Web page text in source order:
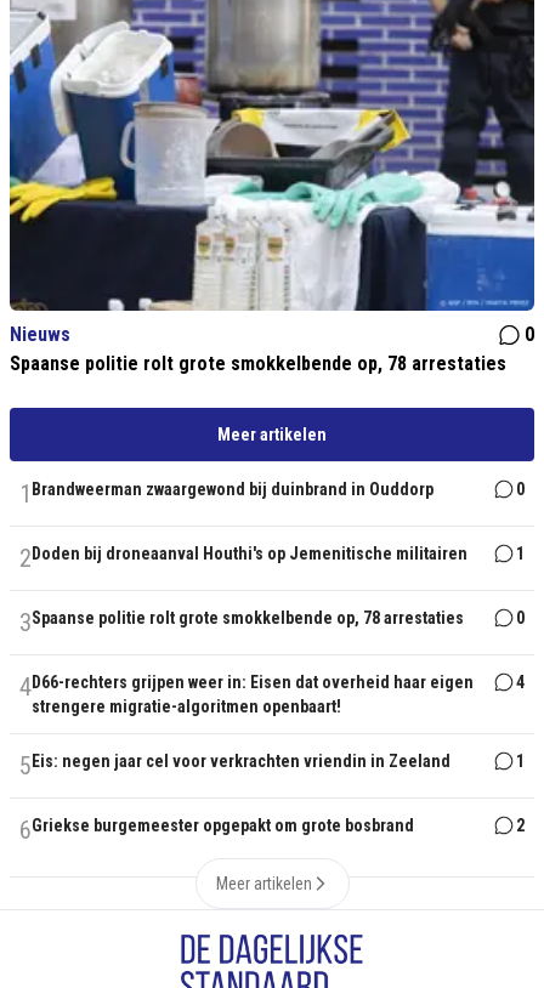
Nieuws
0
Spaanse politie rolt grote smokkelbende op, 78 arrestaties
Meer artikelen
1 Brandweerman zwaargewond bij duinbrand in Ouddorp 0
2 Doden bij droneaanval Houthi's op Jemenitische militairen 1
3Spaanse politie rolt grote smokkelbende op, 78 arrestaties 0
4D66-rechters grijpen weer in: Eisen dat overheid haar eigen
strengere migratie-algoritmen openbaart!
4
5 Eis: negen jaar cel voor verkrachten vriendin in Zeeland 1
6Griekse burgemeester opgepakt om grote bosbrand 2
Meer artikelen